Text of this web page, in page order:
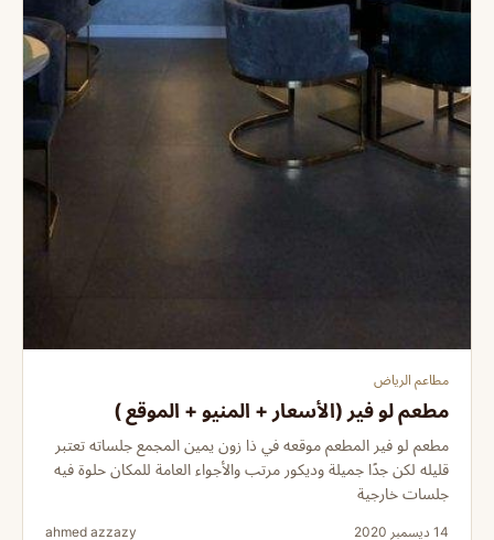
مطاعم الرياض
مطعم لو فير (الأسعار + المنيو + الموقع )
مطعم لو فير المطعم موقعه في ذا زون يمين المجمع جلساته تعتبر
قليله لكن جدًا جميلة وديكور مرتب والأجواء العامة للمكان حلوة فيه
جلسات خارجية
14 ديسمبر 2020 ahmed azzazy